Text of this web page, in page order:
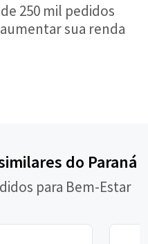
250 mil pedidos
sua renda
do Paraná
para Bem-Estar